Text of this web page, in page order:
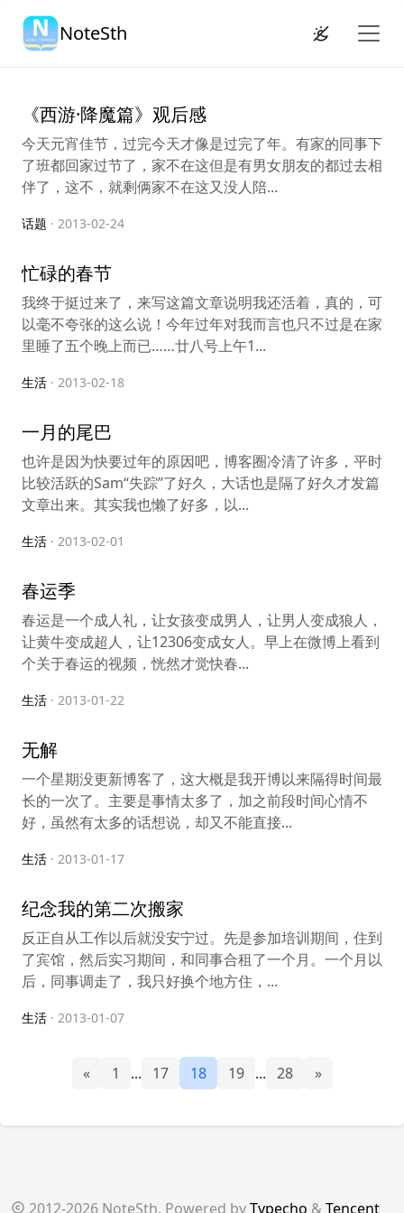
NoteSth
《西游·降魔篇》观后感
今天元宵佳节，过完今天才像是过完了年。有家的同事下
了班都回家过节了，家不在这但是有男女朋友的都过去相
伴了，这不，就剩俩家不在这又没人陪...
话题 · 2013-02-24
忙碌的春节
我终于挺过来了，来写这篇文章说明我还活着，真的，可
以毫不夸张的这么说！今年过年对我而言也只不过是在家
里睡了五个晚上而已……廿八号上午1...
生活 · 2013-02-18
一月的尾巴
也许是因为快要过年的原因吧，博客圈冷清了许多，平时
比较活跃的Sam“失踪”了好久，大话也是隔了好久才发篇
文章出来。其实我也懒了好多，以...
生活 · 2013-02-01
春运季
春运是一个成人礼，让女孩变成男人，让男人变成狼人，
让黄牛变成超人，让12306变成女人。早上在微博上看到
个关于春运的视频，恍然才觉快春...
生活 · 2013-01-22
无解
一个星期没更新博客了，这大概是我开博以来隔得时间最
长的一次了。主要是事情太多了，加之前段时间心情不
好，虽然有太多的话想说，却又不能直接...
生活 · 2013-01-17
纪念我的第二次搬家
反正自从工作以后就没安宁过。先是参加培训期间，住到
了宾馆，然后实习期间，和同事合租了一个月。一个月以
后，同事调走了，我只好换个地方住，...
生活 · 2013-01-07
« 1 ... 17 18 19 ... 28 »
2012-2026 NoteSth. Powered byTypecho & Tencent